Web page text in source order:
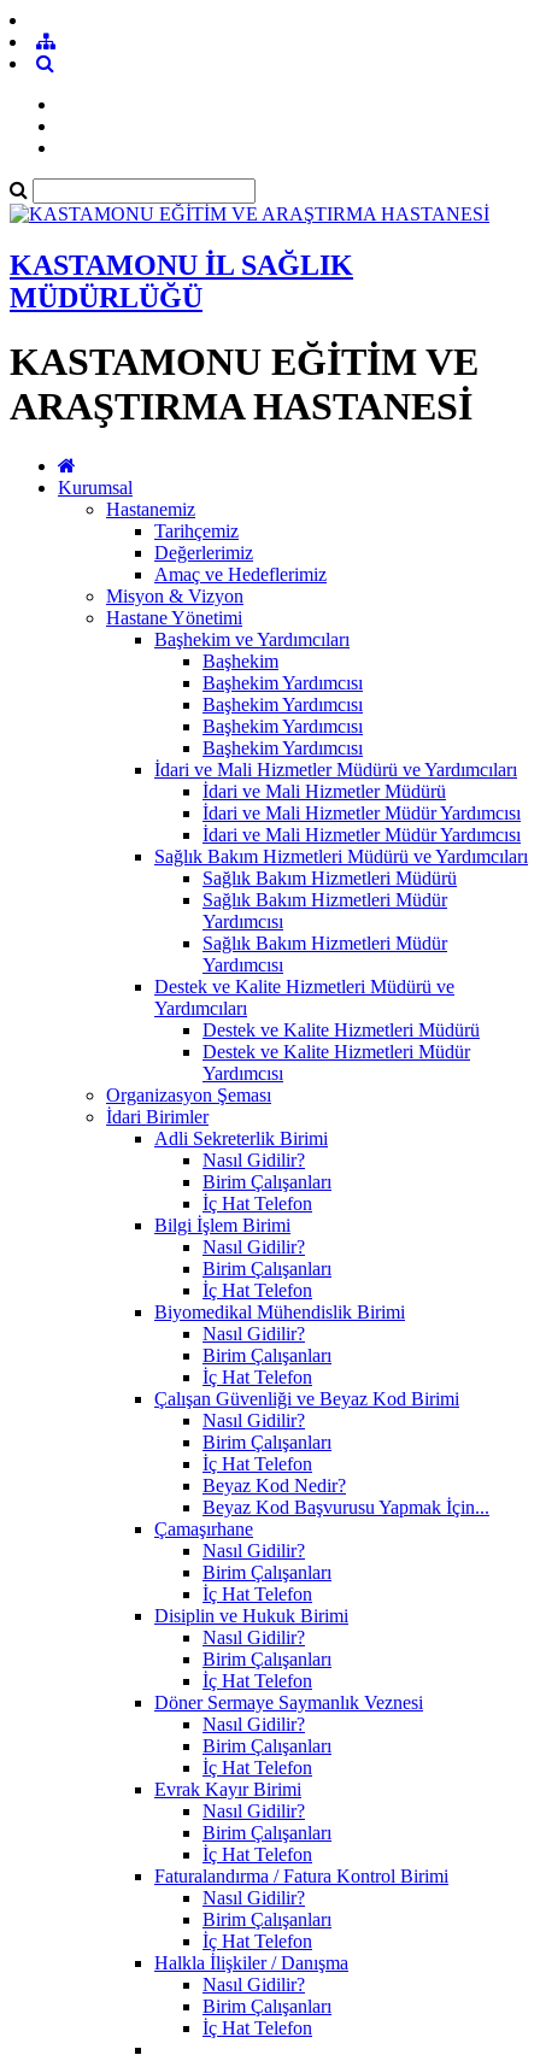
KASTAMONU İL SAĞLIK
MÜDÜRLÜĞÜ
KASTAMONU EĞİTİM VE
ARAŞTIRMA HASTANESİ
Kurumsal
Hastanemiz
Tarihçemiz
Değerlerimiz
Amaç ve Hedeflerimiz
Misyon & Vizyon
Hastane Yönetimi
Başhekim ve Yardımcıları
Başhekim
Başhekim Yardımcısı
Başhekim Yardımcısı
Başhekim Yardımcısı
Başhekim Yardımcısı
İdari ve Mali Hizmetler Müdürü ve Yardımcıları
İdari ve Mali Hizmetler Müdürü
İdari ve Mali Hizmetler Müdür Yardımcısı
İdari ve Mali Hizmetler Müdür Yardımcısı
Sağlık Bakım Hizmetleri Müdürü ve Yardımcıları
Sağlık Bakım Hizmetleri Müdürü
Sağlık Bakım Hizmetleri Müdür
Yardımcısı
Sağlık Bakım Hizmetleri Müdür
Yardımcısı
Destek ve Kalite Hizmetleri Müdürü ve
Yardımcıları
Destek ve Kalite Hizmetleri Müdürü
Destek ve Kalite Hizmetleri Müdür
Yardımcısı
Organizasyon Şeması
İdari Birimler
Adli Sekreterlik Birimi
Nasıl Gidilir?
Birim Çalışanları
İç Hat Telefon
Bilgi İşlem Birimi
Nasıl Gidilir?
Birim Çalışanları
İç Hat Telefon
Biyomedikal Mühendislik Birimi
Nasıl Gidilir?
Birim Çalışanları
İç Hat Telefon
Çalışan Güvenliği ve Beyaz Kod Birimi
Nasıl Gidilir?
Birim Çalışanları
İç Hat Telefon
Beyaz Kod Nedir?
Beyaz Kod Başvurusu Yapmak İçin...
Çamaşırhane
Nasıl Gidilir?
Birim Çalışanları
İç Hat Telefon
Disiplin ve Hukuk Birimi
Nasıl Gidilir?
Birim Çalışanları
İç Hat Telefon
Döner Sermaye Saymanlık Veznesi
Nasıl Gidilir?
Birim Çalışanları
İç Hat Telefon
Evrak Kayır Birimi
Nasıl Gidilir?
Birim Çalışanları
İç Hat Telefon
Faturalandırma / Fatura Kontrol Birimi
Nasıl Gidilir?
Birim Çalışanları
İç Hat Telefon
Halkla İlişkiler / Danışma
Nasıl Gidilir?
Birim Çalışanları
İç Hat Telefon